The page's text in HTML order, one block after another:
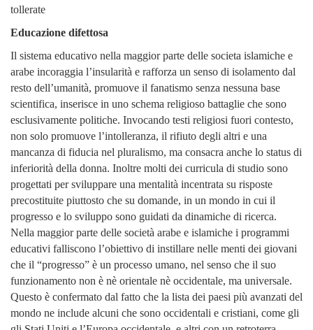
tollerate
Educazione difettosa
Il sistema educativo nella maggior parte delle societa islamiche e
arabe incoraggia l’insularità e rafforza un senso di isolamento dal
resto dell’umanità, promuove il fanatismo senza nessuna base
scientifica, inserisce in uno schema religioso battaglie che sono
esclusivamente politiche. Invocando testi religiosi fuori contesto,
non solo promuove l’intolleranza, il rifiuto degli altri e una
mancanza di fiducia nel pluralismo, ma consacra anche lo status di
inferiorità della donna. Inoltre molti dei curricula di studio sono
progettati per sviluppare una mentalità incentrata su risposte
precostituite piuttosto che su domande, in un mondo in cui il
progresso e lo sviluppo sono guidati da dinamiche di ricerca.
Nella maggior parte delle società arabe e islamiche i programmi
educativi falliscono l’obiettivo di instillare nelle menti dei giovani
che il “progresso” è un processo umano, nel senso che il suo
funzionamento non è nè orientale nè occidentale, ma universale.
Questo è confermato dal fatto che la lista dei paesi più avanzati del
mondo ne include alcuni che sono occidentali e cristiani, come gli